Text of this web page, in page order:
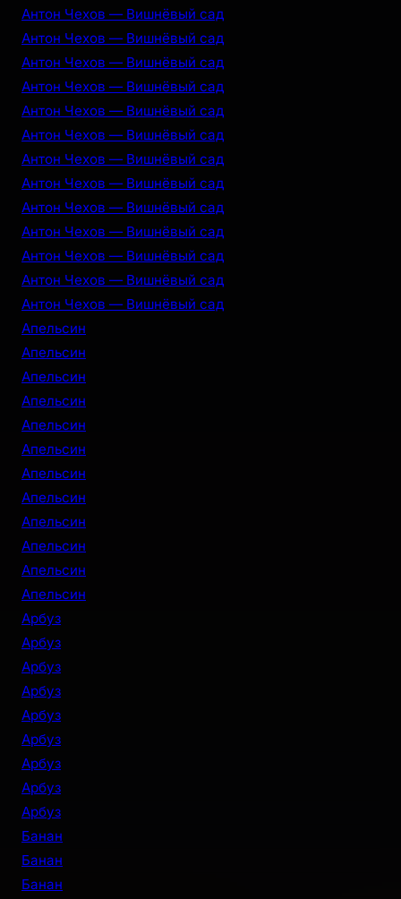
Антон Чехов — Вишнёвый сад
Антон Чехов — Вишнёвый сад
Антон Чехов — Вишнёвый сад
Антон Чехов — Вишнёвый сад
Антон Чехов — Вишнёвый сад
Антон Чехов — Вишнёвый сад
Антон Чехов — Вишнёвый сад
Антон Чехов — Вишнёвый сад
Антон Чехов — Вишнёвый сад
Антон Чехов — Вишнёвый сад
Антон Чехов — Вишнёвый сад
Антон Чехов — Вишнёвый сад
Антон Чехов — Вишнёвый сад
Апельсин
Апельсин
Апельсин
Апельсин
Апельсин
Апельсин
Апельсин
Апельсин
Апельсин
Апельсин
Апельсин
Апельсин
Арбуз
Арбуз
Арбуз
Арбуз
Арбуз
Арбуз
Арбуз
Арбуз
Арбуз
Банан
Банан
Банан